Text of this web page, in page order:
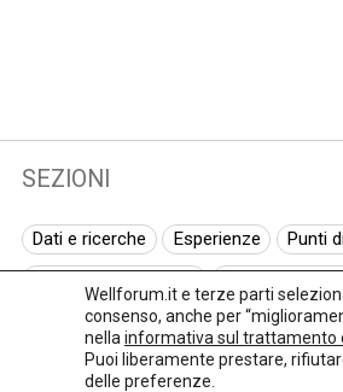
SEZIONI
Dati e ricerche Esperienze
Punti
Normativa europea
Rassegna
I seminari di Welforum
Eventi
Wellforum.it e terze parti
consenso, anche per
nella informativa sul trattamento
Puoi liberamente prestare,
delle preferenze.